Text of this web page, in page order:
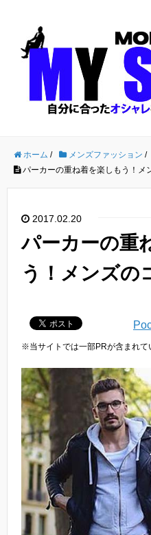
ホーム / メンズファッション /
パーカーの重ね着を楽しもう！メ
2017.02.20
パーカーの重
う！メンズの
※当サイトでは一部PRが含まれて